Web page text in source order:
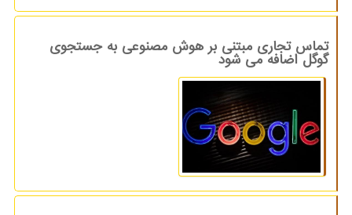
تماس تجاری مبتنی بر هوش مصنوعی به جستجوی
گوگل اضافه می شود